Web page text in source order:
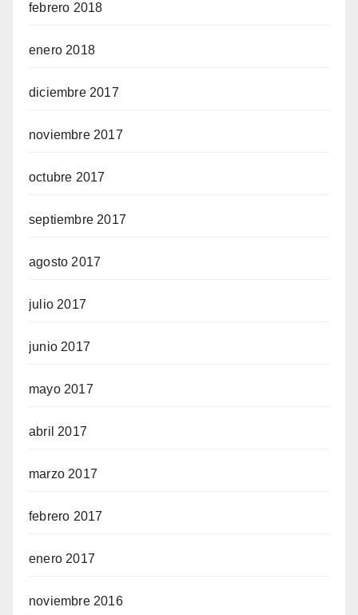
febrero 2018
enero 2018
diciembre 2017
noviembre 2017
octubre 2017
septiembre 2017
agosto 2017
julio 2017
junio 2017
mayo 2017
abril 2017
marzo 2017
febrero 2017
enero 2017
noviembre 2016